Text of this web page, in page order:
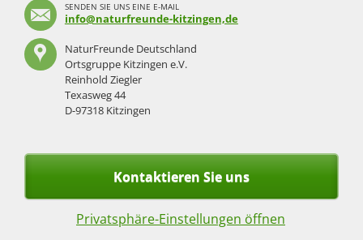
SENDEN SIE UNS EINE E-MAIL
info@naturfreunde-kitzingen,de
NaturFreunde Deutschland
Ortsgruppe Kitzingen e.V.
Reinhold Ziegler
Texasweg 44
D-97318 Kitzingen
Kontaktieren Sie uns
Privatsphäre-Einstellungen öffnen